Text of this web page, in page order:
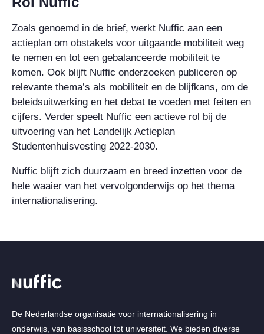
Zoals genoemd in de brief, werkt Nuffic aan een
actieplan om obstakels voor uitgaande mobiliteit weg
te nemen en tot een gebalanceerde mobiliteit te
komen. Ook blijft Nuffic onderzoeken publiceren op
relevante thema’s als mobiliteit en de blijfkans, om de
beleidsuitwerking en het debat te voeden met feiten en
cijfers. Verder speelt Nuffic een actieve rol bij de
uitvoering van het Landelijk Actieplan
Studentenhuisvesting 2022-2030.
Nuffic blijft zich duurzaam en breed inzetten voor de
hele waaier van het vervolgonderwijs op het thema
internationalisering.
De Nederlandse organisatie voor internationalisering in
onderwijs, van basisschool tot universiteit. We bieden diverse